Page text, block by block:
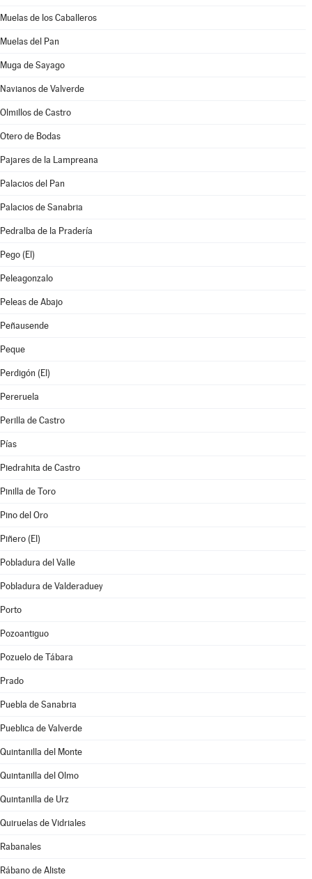
Muelas de los Caballeros
Muelas del Pan
Muga de Sayago
Navianos de Valverde
Olmillos de Castro
Otero de Bodas
Pajares de la Lampreana
Palacios del Pan
Palacios de Sanabria
Pedralba de la Pradería
Pego (El)
Peleagonzalo
Peleas de Abajo
Peñausende
Peque
Perdigón (El)
Pereruela
Perilla de Castro
Pías
Piedrahita de Castro
Pinilla de Toro
Pino del Oro
Piñero (El)
Pobladura del Valle
Pobladura de Valderaduey
Porto
Pozoantiguo
Pozuelo de Tábara
Prado
Puebla de Sanabria
Pueblica de Valverde
Quintanilla del Monte
Quintanilla del Olmo
Quintanilla de Urz
Quiruelas de Vidriales
Rabanales
Rábano de Aliste